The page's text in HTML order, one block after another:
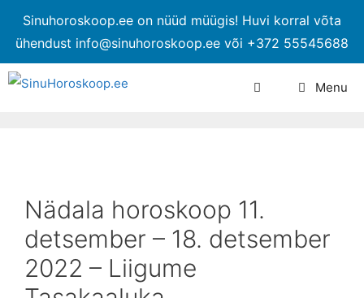
Sinuhoroskoop.ee on nüüd müügis! Huvi korral võta
ühendust info@sinuhoroskoop.ee või +372 55545688
Menu
Nädala horoskoop 11.
detsember – 18. detsember
2022 – Liigume